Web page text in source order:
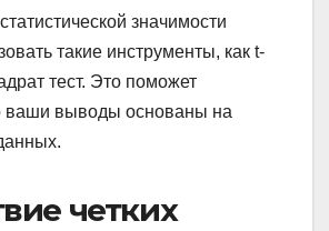
значимости
такие инструменты, как t-
тест. Это поможет
ваши выводы основаны на
четких